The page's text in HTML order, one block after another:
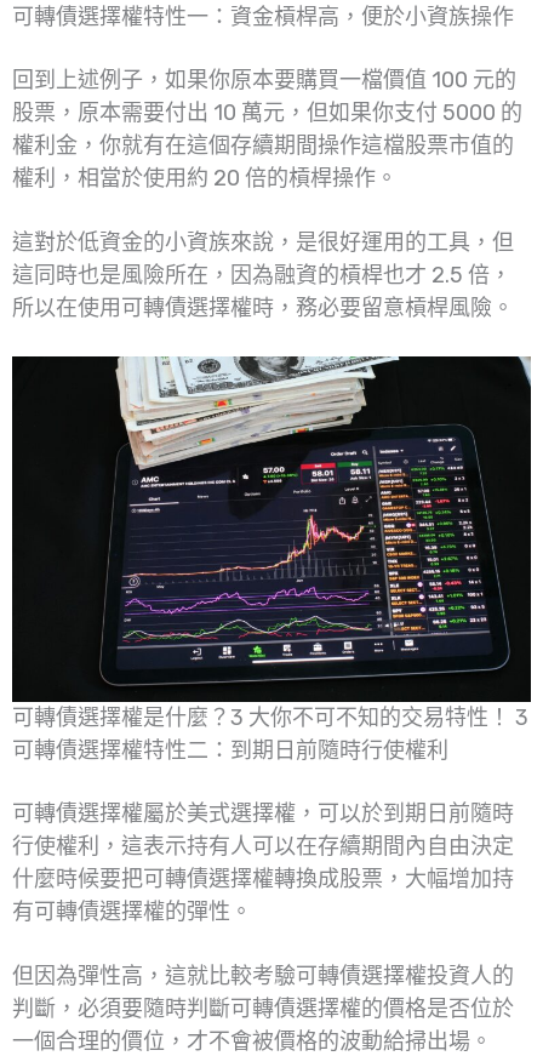
可轉債選擇權特性一：資金槓桿高，便於小資族操作
回到上述例子，如果你原本要購買一檔價值 100 元的
股票，原本需要付出 10 萬元，但如果你支付 5000 的
權利金，你就有在這個存續期間操作這檔股票市值的
權利，相當於使用約 20 倍的槓桿操作。
這對於低資金的小資族來說，是很好運用的工具，但
這同時也是風險所在，因為融資的槓桿也才 2.5 倍，
所以在使用可轉債選擇權時，務必要留意槓桿風險。
可轉債選擇權是什麼？3 大你不可不知的交易特性！ 3
可轉債選擇權特性二：到期日前隨時行使權利
可轉債選擇權屬於美式選擇權，可以於到期日前隨時
行使權利，這表示持有人可以在存續期間內自由決定
什麼時候要把可轉債選擇權轉換成股票，大幅增加持
有可轉債選擇權的彈性。
但因為彈性高，這就比較考驗可轉債選擇權投資人的
判斷，必須要隨時判斷可轉債選擇權的價格是否位於
一個合理的價位，才不會被價格的波動給掃出場。